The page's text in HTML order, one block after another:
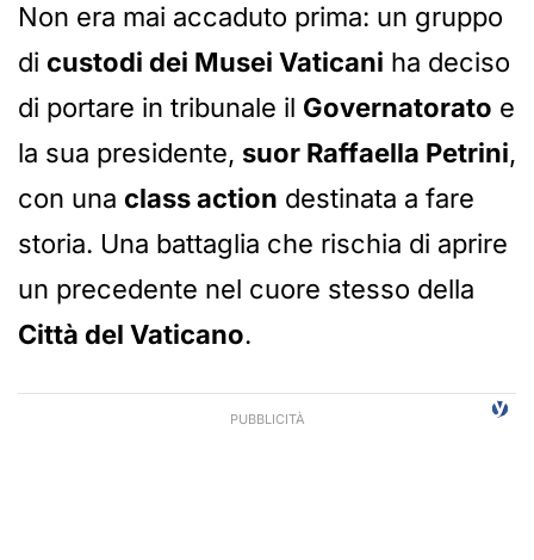
Non era mai accaduto prima: un gruppo
di custodi dei Musei Vaticani ha deciso
di portare in tribunale il Governatorato e
la sua presidente, suor Raffaella Petrini,
con una class action destinata a fare
storia. Una battaglia che rischia di aprire
un precedente nel cuore stesso della
Città del Vaticano.